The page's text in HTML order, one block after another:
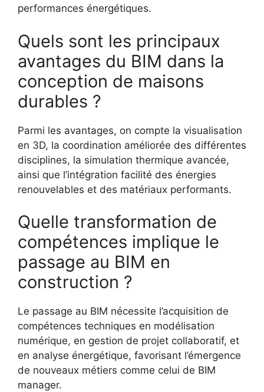
performances énergétiques.
Quels sont les principaux
avantages du BIM dans la
conception de maisons
durables ?
Parmi les avantages, on compte la visualisation
en 3D, la coordination améliorée des différentes
disciplines, la simulation thermique avancée,
ainsi que l’intégration facilité des énergies
renouvelables et des matériaux performants.
Quelle transformation de
compétences implique le
passage au BIM en
construction ?
Le passage au BIM nécessite l’acquisition de
compétences techniques en modélisation
numérique, en gestion de projet collaboratif, et
en analyse énergétique, favorisant l’émergence
de nouveaux métiers comme celui de BIM
manager.